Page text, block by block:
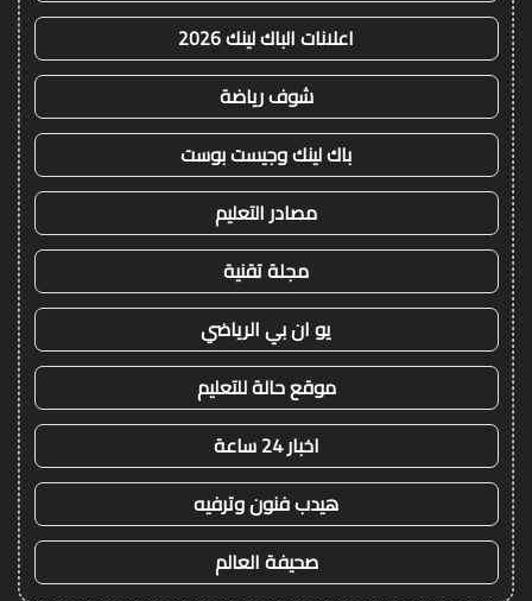
اعلانات الباك لينك 2026
شوف رياضة
باك لينك وجيست بوست
مصادر التعليم
مجلة تقنية
يو ان بي الرياضي
موقع حالة للتعليم
اخبار 24 ساعة
هيدب فنون وترفيه
صحيفة العالم